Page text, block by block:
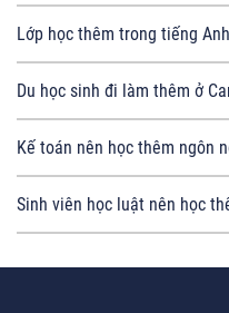
Lớp học thêm trong tiếng
Du học sinh đi làm thêm ở
Kế toán nên học thêm ngôn
Sinh viên học luật nên học